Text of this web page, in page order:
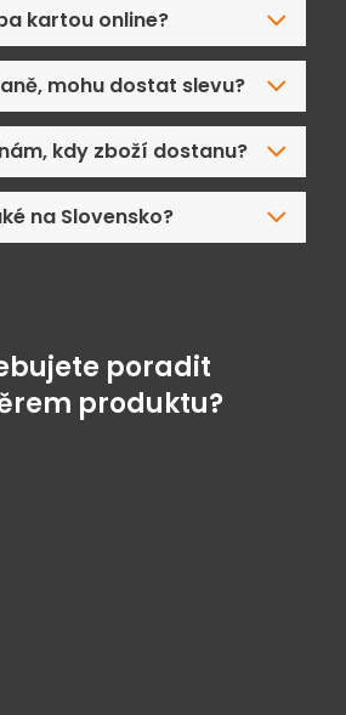
kartou online?
mohu dostat slevu?
kdy zboží dostanu?
na Slovensko?
poradit
produktu?